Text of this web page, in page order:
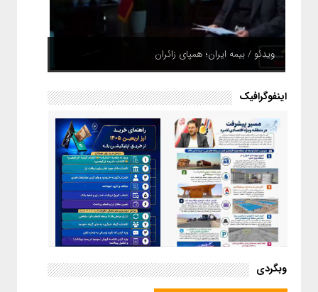
ویدئو / بیمه ایران؛ همپای زائران
اینفوگرافیک
اینفوگرافیک / مسیر پیشرفت در
اینفوگرافیک / راهنمای خرید ارز
اربعین از طریق اپلیکیشن بله
وبگردی